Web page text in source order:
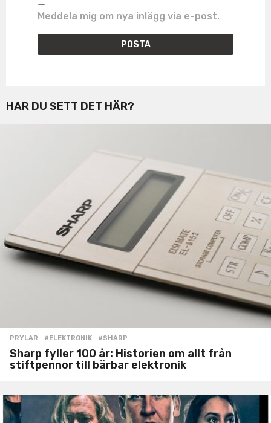
Meddela mig om nya inlägg via e-post.
HAR DU SETT DET HÄR?
PRYLAR #ELEKTRONIK ,#SHARP
Sharp fyller 100 år: Historien om allt från
stiftpennor till bärbar elektronik